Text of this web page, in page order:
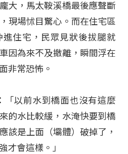
大，馬太鞍溪橋最後應聲斷
現場怵目驚心。而在住宅區
住宅，民眾見狀後拔腿就
因為來不及撤離，瞬間浮在
非常恐怖。
「以前水到橋面也沒有這麼
的水比較緩，水淹快要到橋
該是上面（壩體）破掉了，
才會這樣。」